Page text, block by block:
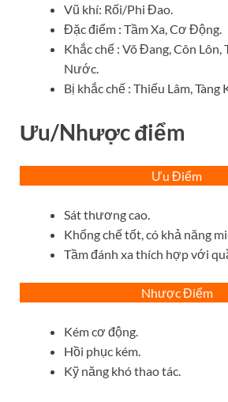
Vũ khí: Rối/Phi Đao.
Đặc điểm : Tầm Xa, Cơ Động.
Khắc chế : Võ Đang, Côn Lôn,
Nước.
Bị khắc chế : Thiếu Lâm, Tàng
Ưu/Nhược điểm
Ưu Điểm
Sát thương cao.
Khống chế tốt, có khả năng
Tầm đánh xa thích hợp với
Nhược Điểm
Kém cơ động.
Hồi phục kém.
Kỹ năng khó thao tác.